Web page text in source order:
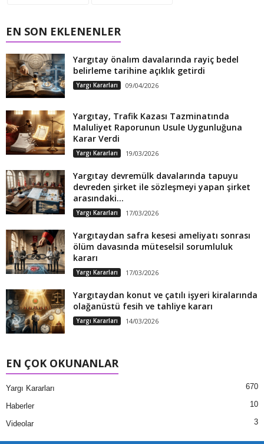
EN SON EKLENENLER
Yargıtay önalım davalarında rayiç bedel
belirleme tarihine açıklık getirdi
Yargı Kararları 09/04/2026
Yargıtay, Trafik Kazası Tazminatında
Maluliyet Raporunun Usule Uygunluğuna
Karar Verdi
Yargı Kararları 19/03/2026
Yargıtay devremülk davalarında tapuyu
devreden şirket ile sözleşmeyi yapan şirket
arasındaki...
Yargı Kararları 17/03/2026
Yargıtaydan safra kesesi ameliyatı sonrası
ölüm davasında müteselsil sorumluluk
kararı
Yargı Kararları 17/03/2026
Yargıtaydan konut ve çatılı işyeri kiralarında
olağanüstü fesih ve tahliye kararı
Yargı Kararları 14/03/2026
EN ÇOK OKUNANLAR
Yargı Kararları 670
Haberler 10
Videolar 3